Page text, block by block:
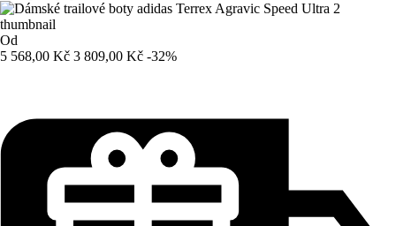
Od
5 568,00 Kč 3 809,00 Kč -32%